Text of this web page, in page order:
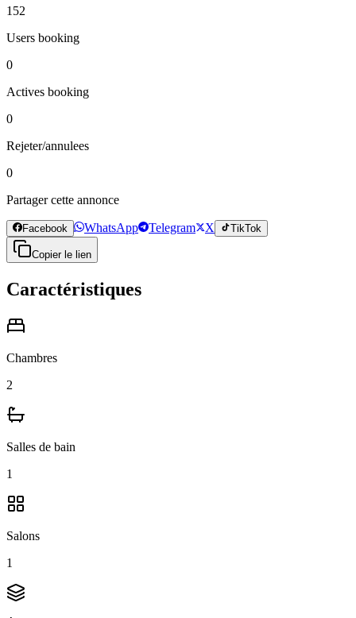
152
Users booking
0
Actives booking
0
Rejeter/annulees
0
Partager cette annonce
Facebook WhatsApp Telegram X TikTok
Copier le lien
Caractéristiques
Chambres
2
Salles de bain
1
Salons
1